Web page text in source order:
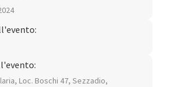
Loc. Boschi 47, Sezzadio,